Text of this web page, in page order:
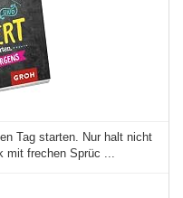
Tag starten. Nur halt nicht
mit frechen Sprüc ...